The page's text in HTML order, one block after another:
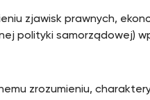
zjawisk prawnych,
polityki samorządowej)
zrozumieniu,